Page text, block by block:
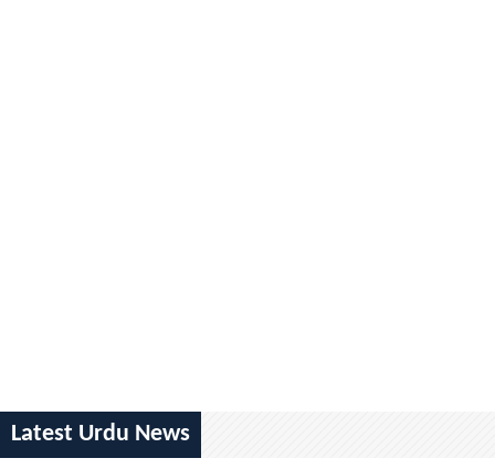
Latest Urdu News